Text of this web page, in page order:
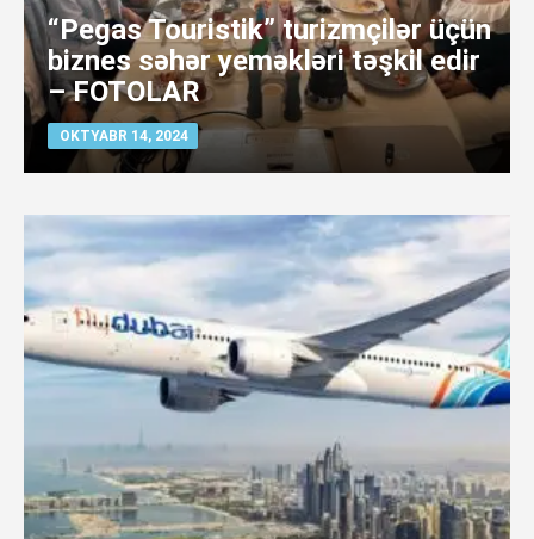
“Pegas Touristik” turizmçilər üçün
biznes səhər yeməkləri təşkil edir
– FOTOLAR
OKTYABR 14, 2024